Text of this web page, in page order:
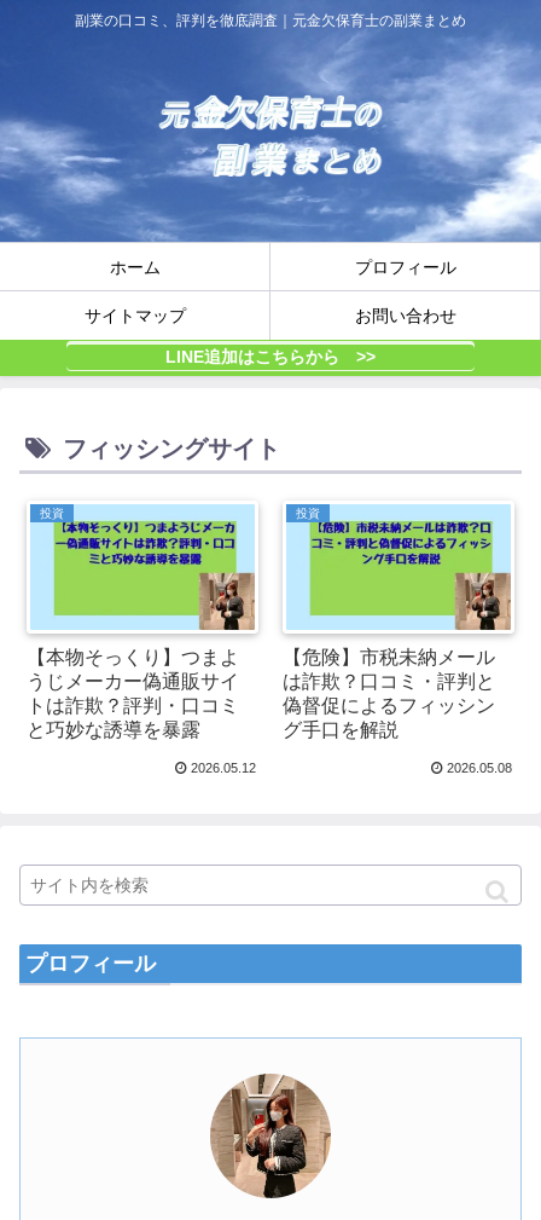
副業の口コミ、評判を徹底調査｜元金欠保育士の副業まとめ
ホーム プロフィール
サイトマップ お問い合わせ
LINE追加はこちらから >>
フィッシングサイト
投資
【本物そっくり】つまよ
うじメーカー偽通販サイ
トは詐欺？評判・口コミ
と巧妙な誘導を暴露
2026.05.12
投資
【危険】市税未納メール
は詐欺？口コミ・評判と
偽督促によるフィッシン
グ手口を解説
2026.05.08
プロフィール